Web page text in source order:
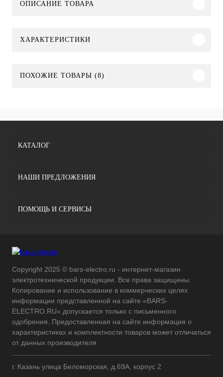
ОПИСАНИЕ ТОВАРА
ХАРАКТЕРИСТИКИ
ПОХОЖИЕ ТОВАРЫ (8)
КАТАЛОГ
НАШИ ПРЕДЛОЖЕНИЯ
ПОМОЩЬ И СЕРВИСЫ
Copyright 2025 © bars-electro.ru - интернет-магазин
электротехнической продукции. Все права защищены.
Копирование и использование в коммерческих целях
информации представленной на сайте «BARS-
ELECTRO.RU» допускается только с письменного
одобрения. Предоставленная на сайте информация о
характеристиках и комплектности товаров может отличаться
от данных производителя
г. Казань улица Беломорская, д.69А, корпус 2